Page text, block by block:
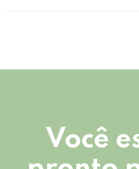
Você